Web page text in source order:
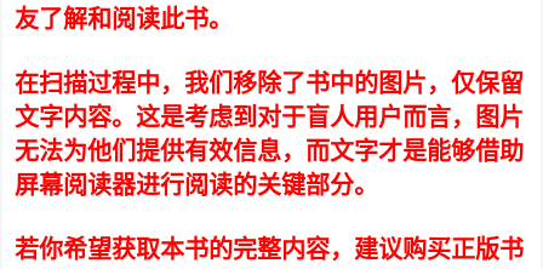
友了解和阅读此书。
在扫描过程中，我们移除了书中的图片，仅保留
文字内容。这是考虑到对于盲人用户而言，图片
无法为他们提供有效信息，而文字才是能够借助
屏幕阅读器进行阅读的关键部分。
若你希望获取本书的完整内容，建议购买正版书